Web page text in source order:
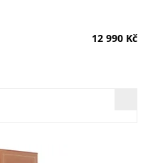
12 990 Kč